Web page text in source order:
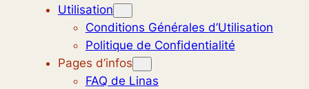
Utilisation
Conditions Générales d’Utilisation
Politique de Confidentialité
Pages d’infos
FAQ de Linas